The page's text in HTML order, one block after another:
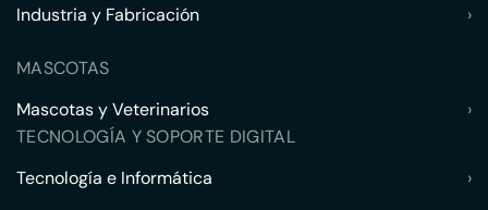
Industria y Fabricación
›
MASCOTAS
Mascotas y Veterinarios
›
TECNOLOGÍA Y SOPORTE DIGITAL
Tecnología e Informática
›